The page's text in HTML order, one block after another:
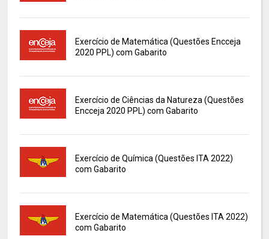
Exercício de Matemática (Questões Encceja
2020 PPL) com Gabarito
Exercício de Ciências da Natureza (Questões
Encceja 2020 PPL) com Gabarito
Exercício de Química (Questões ITA 2022)
com Gabarito
Exercício de Matemática (Questões ITA 2022)
com Gabarito